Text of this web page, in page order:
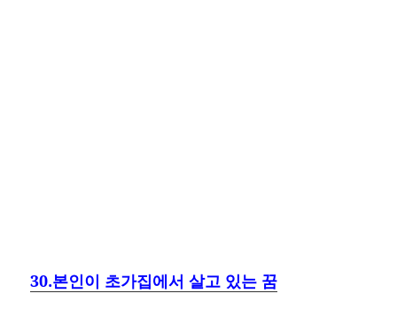
30.본인이 초가집에서 살고 있는 꿈